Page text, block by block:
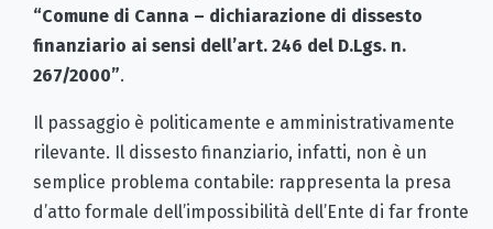
“Comune di Canna – dichiarazione di dissesto
finanziario ai sensi dell’art. 246 del D.Lgs. n.
267/2000”.
Il passaggio è politicamente e amministrativamente
rilevante. Il dissesto finanziario, infatti, non è un
semplice problema contabile: rappresenta la presa
d’atto formale dell’impossibilità dell’Ente di far fronte